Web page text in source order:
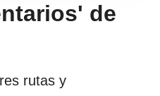
de
rutas y